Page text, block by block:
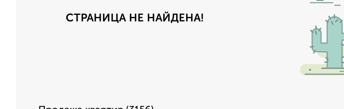
СТРАНИЦА НЕ НАЙДЕНА!